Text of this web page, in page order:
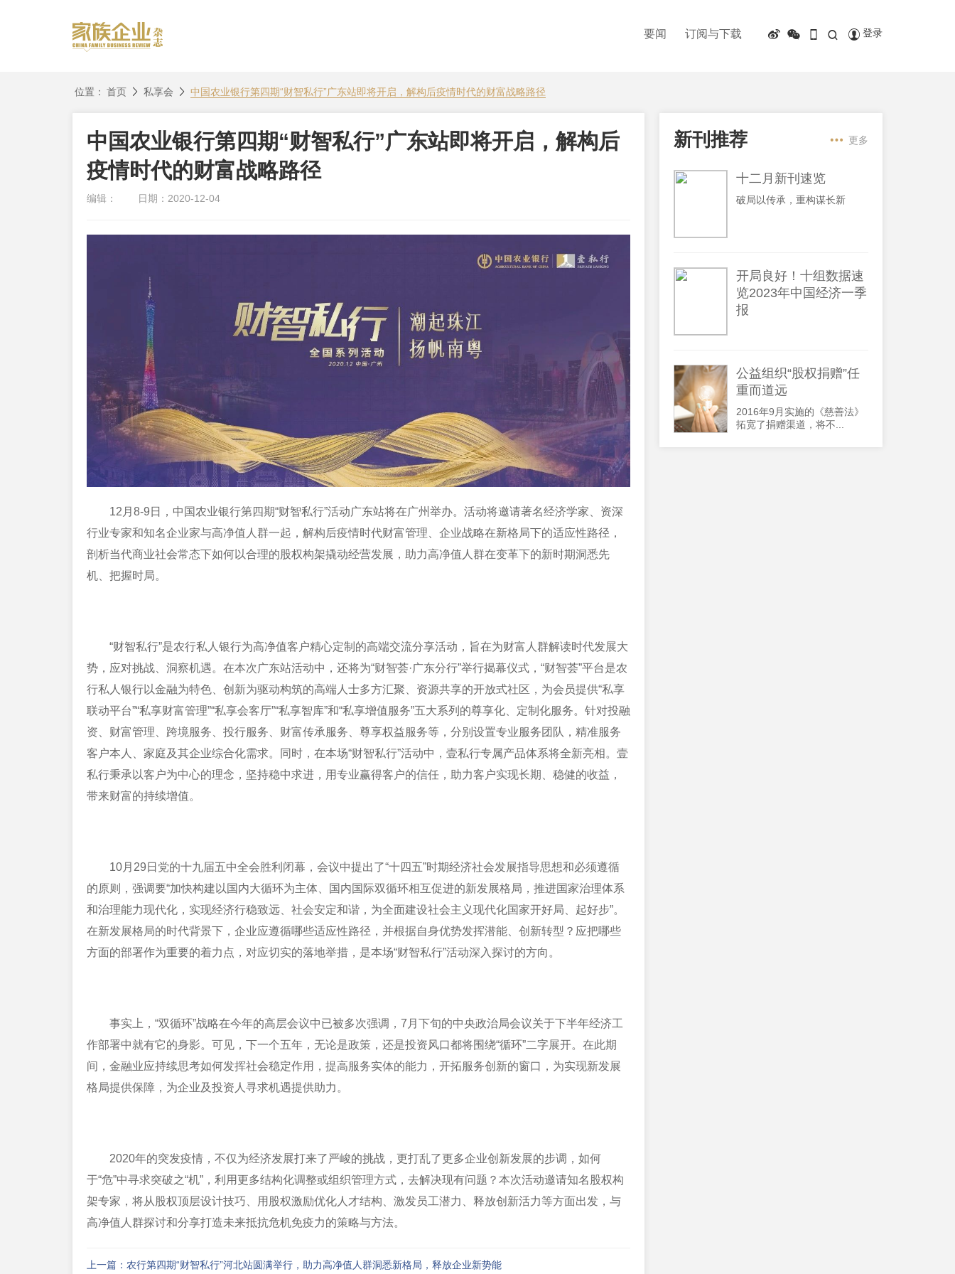
登录
要闻 订阅与下载
位置： 首页 私享会 中国农业银行第四期“财智私行”广东站即将开启，解构后疫情时代的财富战略路径
中国农业银行第四期“财智私行”广东站即将开启，解构后
疫情时代的财富战略路径
编辑： 日期：2020-12-04
12月8-9日，中国农业银行第四期“财智私行”活动广东站将在广州举办。活动将邀请著名经济学家、资深
行业专家和知名企业家与高净值人群一起，解构后疫情时代财富管理、企业战略在新格局下的适应性路径，
剖析当代商业社会常态下如何以合理的股权构架撬动经营发展，助力高净值人群在变革下的新时期洞悉先
机、把握时局。
“财智私行”是农行私人银行为高净值客户精心定制的高端交流分享活动，旨在为财富人群解读时代发展大
势，应对挑战、洞察机遇。在本次广东站活动中，还将为“财智荟·广东分行”举行揭幕仪式，“财智荟”平台是农
行私人银行以金融为特色、创新为驱动构筑的高端人士多方汇聚、资源共享的开放式社区，为会员提供“私享
联动平台”“私享财富管理”“私享会客厅”“私享智库”和“私享增值服务”五大系列的尊享化、定制化服务。针对投融
资、财富管理、跨境服务、投行服务、财富传承服务、尊享权益服务等，分别设置专业服务团队，精准服务
客户本人、家庭及其企业综合化需求。同时，在本场“财智私行”活动中，壹私行专属产品体系将全新亮相。壹
私行秉承以客户为中心的理念，坚持稳中求进，用专业赢得客户的信任，助力客户实现长期、稳健的收益，
带来财富的持续增值。
10月29日党的十九届五中全会胜利闭幕，会议中提出了“十四五”时期经济社会发展指导思想和必须遵循
的原则，强调要“加快构建以国内大循环为主体、国内国际双循环相互促进的新发展格局，推进国家治理体系
和治理能力现代化，实现经济行稳致远、社会安定和谐，为全面建设社会主义现代化国家开好局、起好步”。
在新发展格局的时代背景下，企业应遵循哪些适应性路径，并根据自身优势发挥潜能、创新转型？应把哪些
方面的部署作为重要的着力点，对应切实的落地举措，是本场“财智私行”活动深入探讨的方向。
事实上，“双循环”战略在今年的高层会议中已被多次强调，7月下旬的中央政治局会议关于下半年经济工
作部署中就有它的身影。可见，下一个五年，无论是政策，还是投资风口都将围绕“循环”二字展开。在此期
间，金融业应持续思考如何发挥社会稳定作用，提高服务实体的能力，开拓服务创新的窗口，为实现新发展
格局提供保障，为企业及投资人寻求机遇提供助力。
2020年的突发疫情，不仅为经济发展打来了严峻的挑战，更打乱了更多企业创新发展的步调，如何
于“危”中寻求突破之“机”，利用更多结构化调整或组织管理方式，去解决现有问题？本次活动邀请知名股权构
架专家，将从股权顶层设计技巧、用股权激励优化人才结构、激发员工潜力、释放创新活力等方面出发，与
高净值人群探讨和分享打造未来抵抗危机免疫力的策略与方法。
上一篇：农行第四期“财智私行”河北站圆满举行，助力高净值人群洞悉新格局，释放企业新势能
新刊推荐 更多
十二月新刊速览
破局以传承，重构谋长新
开局良好！十组数据速
览2023年中国经济一季
报
公益组织“股权捐赠”任
重而道远
2016年9月实施的《慈善法》
拓宽了捐赠渠道，将不...